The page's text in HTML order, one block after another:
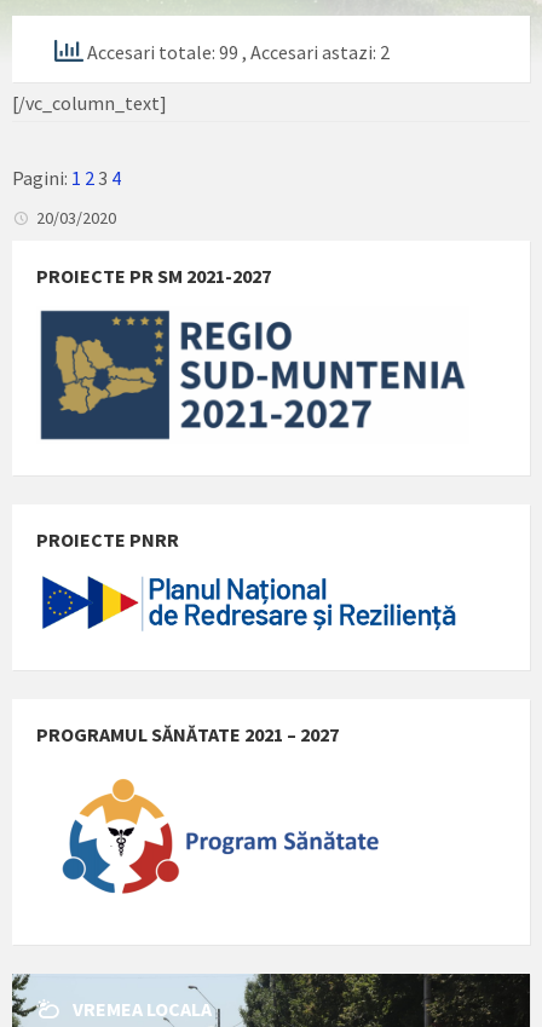
Accesari totale: 99 , Accesari astazi: 2
[/vc_column_text]
Pagini: 1 2 3 4
20/03/2020
PROIECTE PR SM 2021-2027
PROIECTE PNRR
PROGRAMUL SĂNĂTATE 2021 – 2027
VREMEA LOCALA